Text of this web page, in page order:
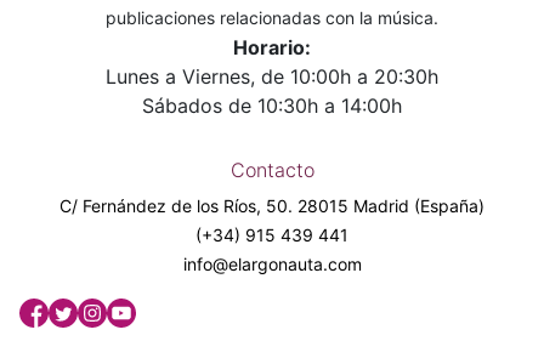
publicaciones relacionadas con la música.
Horario:
Lunes a Viernes, de 10:00h a 20:30h
Sábados de 10:30h a 14:00h
Contacto
C/ Fernández de los Ríos, 50. 28015 Madrid (España)
(+34) 915 439 441
info@elargonauta.com